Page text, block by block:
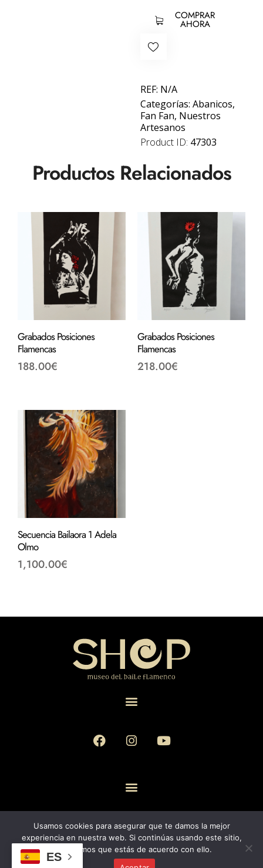
COMPRAR
AHORA
REF: N/A
Categorías: Abanicos,
Fan Fan, Nuestros
Artesanos
Product ID: 47303
Productos Relacionados
Grabados Posiciones
Flamencas
188.00€
Grabados Posiciones
Flamencas
218.00€
Secuencia Bailaora 1 Adela
Olmo
1,100.00€
Museo del Baile Flamenco © 2026. All rights reserved.
ES
Usamos cookies para asegurar que te damos la mejor
experiencia en nuestra web. Si continúas usando este sitio,
asumiremos que estás de acuerdo con ello.